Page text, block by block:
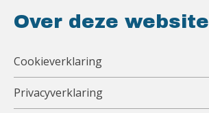
Over deze website
Cookieverklaring
Privacyverklaring